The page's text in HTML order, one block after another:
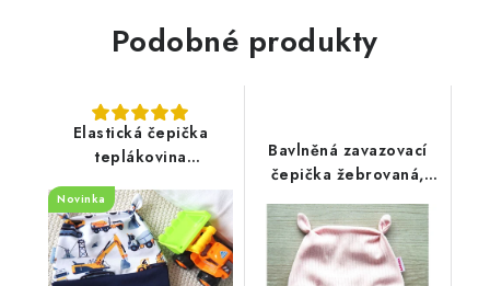
Podobné produkty
Elastická čepička
teplákovina
bílo/modrá, Bagr
Novinka
Bavlněná zavazovací
čepička žebrovaná,
pudrově růžová